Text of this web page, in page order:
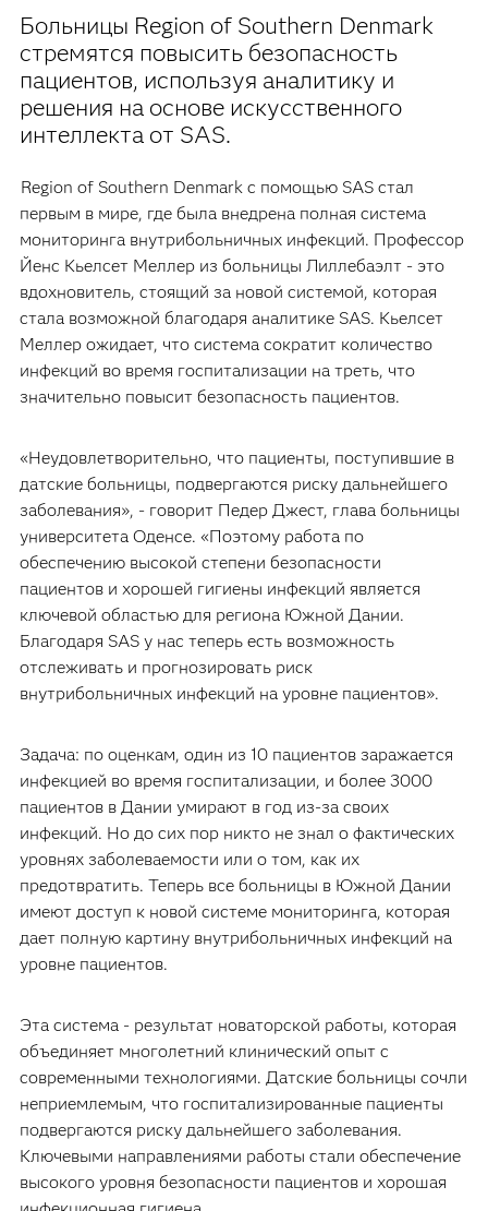
Больницы Region of Southern Denmark
стремятся повысить безопасность
пациентов, используя аналитику и
решения на основе искусственного
интеллекта от SAS.
Region of Southern Denmark с помощью SAS стал
первым в мире, где была внедрена полная система
мониторинга внутрибольничных инфекций. Профессор
Йенс Кьелсет Меллер из больницы Лиллебаэлт - это
вдохновитель, стоящий за новой системой, которая
стала возможной благодаря аналитике SAS. Кьелсет
Меллер ожидает, что система сократит количество
инфекций во время госпитализации на треть, что
значительно повысит безопасность пациентов.
«Неудовлетворительно, что пациенты, поступившие в
датские больницы, подвергаются риску дальнейшего
заболевания», - говорит Педер Джест, глава больницы
университета Оденсе. «Поэтому работа по
обеспечению высокой степени безопасности
пациентов и хорошей гигиены инфекций является
ключевой областью для региона Южной Дании.
Благодаря SAS у нас теперь есть возможность
отслеживать и прогнозировать риск
внутрибольничных инфекций на уровне пациентов».
Задача: по оценкам, один из 10 пациентов заражается
инфекцией во время госпитализации, и более 3000
пациентов в Дании умирают в год из-за своих
инфекций. Но до сих пор никто не знал о фактических
уровнях заболеваемости или о том, как их
предотвратить. Теперь все больницы в Южной Дании
имеют доступ к новой системе мониторинга, которая
дает полную картину внутрибольничных инфекций на
уровне пациентов.
Эта система - результат новаторской работы, которая
объединяет многолетний клинический опыт с
современными технологиями. Датские больницы сочли
неприемлемым, что госпитализированные пациенты
подвергаются риску дальнейшего заболевания.
Ключевыми направлениями работы стали обеспечение
высокого уровня безопасности пациентов и хорошая